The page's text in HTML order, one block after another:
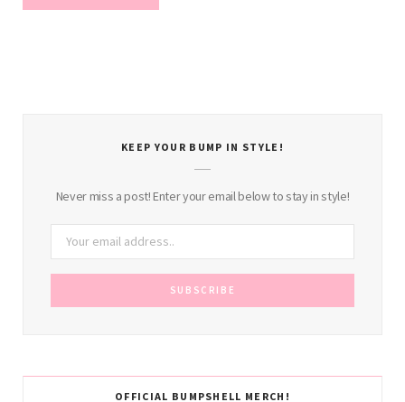
KEEP YOUR BUMP IN STYLE!
Never miss a post! Enter your email below to stay in style!
OFFICIAL BUMPSHELL MERCH!